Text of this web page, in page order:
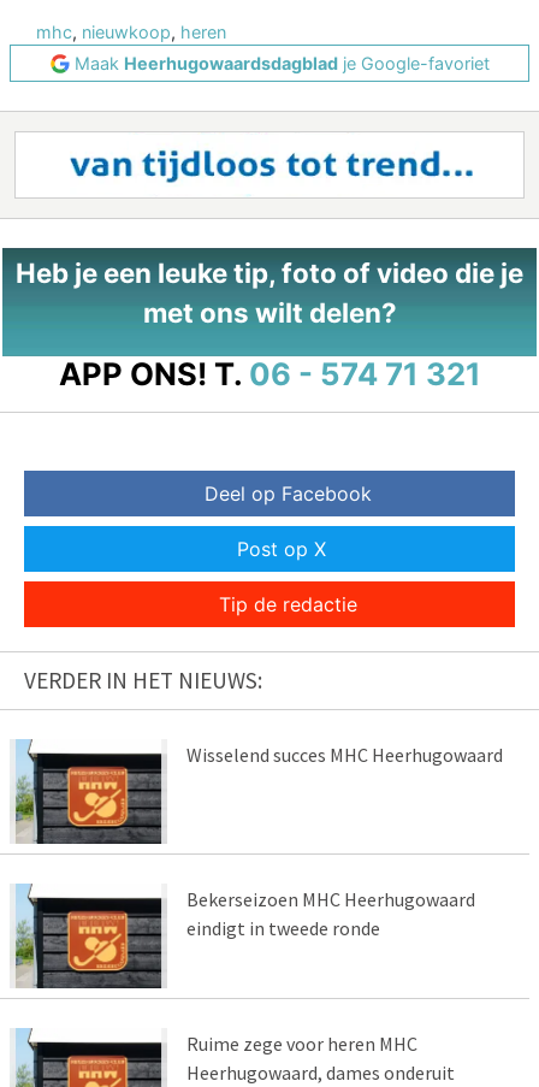
mhc, nieuwkoop, heren
Maak Heerhugowaardsdagbladje Google-favoriet
Heb je een leuke tip, foto of video die je
met ons wilt delen?
APP ONS! T. 06 - 574 71 321
Deel op Facebook
Post op X
Tip de redactie
VERDER IN HET NIEUWS:
Wisselend succes MHC Heerhugowaard
Bekerseizoen MHC Heerhugowaard
eindigt in tweede ronde
Ruime zege voor heren MHC
Heerhugowaard, dames onderuit